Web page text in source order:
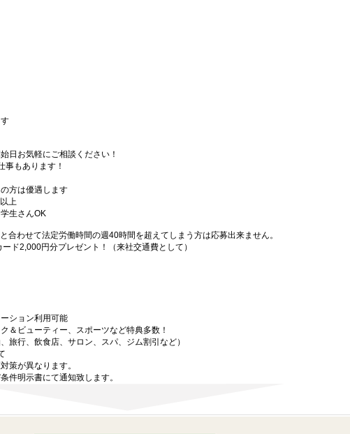
日お気軽にご相談ください！
もあります！
方は優遇します
上
生さんOK
合わせて法定労働時間の週40時間を超えてしまう方は応募出来ません。
ド2,000円分プレゼント！（来社交通費として）
ション利用可能
＆ビューティー、スポーツなど特典多数！
旅行、飲食店、サロン、スパ、ジム割引など）
策が異なります。
件明示書にて通知致します。